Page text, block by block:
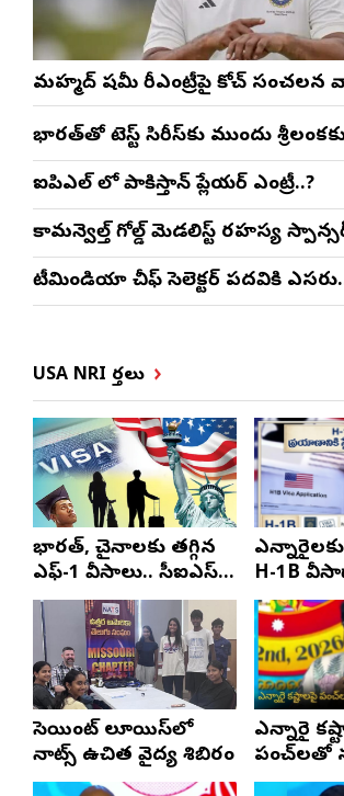
మహ్మద్ షమీ రీఎంట్రీపై కోచ్ సంచలన
భారత్‌తో టెస్ట్ సిరీస్‌కు ముందు
ఐపిఎల్ లో పాకిస్తాన్ ప్లేయర్ ఎంట్రీ..?
కామన్వెల్త్ గోల్డ్ మెడలిస్ట్ రహస్య
టీమిండియా చీఫ్ సెలెక్టర్ పదవికి
USA NRI వార్తలు
భారత్, చైనాలకు తగ్గిన
ఎఫ్-1 వీసాలు.. సీఐఎస్
నివేదిక..!
H-1B
ప్రయాణ
స్టేటస్
సెయింట్ లూయిస్‌లో
నాట్స్ ఉచిత వైద్య శిబిరం
ఎన్నారై
పంచ్‌లతో
నవీన్